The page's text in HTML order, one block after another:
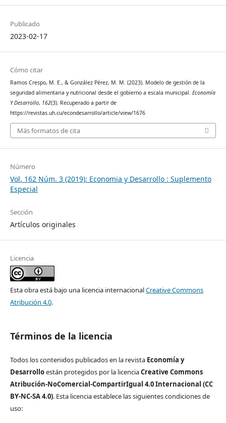
Publicado
2023-02-17
Cómo citar
Ramos Crespo, M. E., & González Pérez, M. M. (2023). Modelo de gestión de la
seguridad alimentaria y nutricional desde el gobierno a escala municipal. Economía
Y Desarrollo, 162(3). Recuperado a partir de
https://revistas.uh.cu/econdesarrollo/article/view/1676
Más formatos de cita
Número
Vol. 162 Núm. 3 (2019): Economia y Desarrollo : Suplemento
Especial
Sección
Artículos originales
Licencia
Esta obra está bajo una licencia internacionalCreative Commons
Atribución 4.0.
Términos de la licencia
Todos los contenidos publicados en la revista Economía y
Desarrolloestán protegidos por la licenciaCreative Commons
Atribución-NoComercial-CompartirIgual 4.0 Internacional (CC
BY-NC-SA 4.0). Esta licencia establece las siguientes condiciones de
uso: